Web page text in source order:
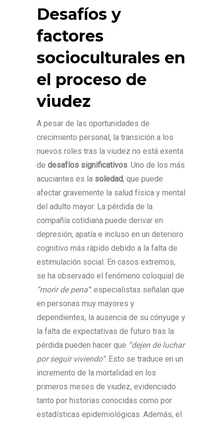
Desafíos y
factores
socioculturales en
el proceso de
viudez
A pesar de las oportunidades de
crecimiento personal, la transición a los
nuevos roles tras la viudez no está exenta
de desafíos significativos. Uno de los más
acuciantes es la soledad, que puede
afectar gravemente la salud física y mental
del adulto mayor. La pérdida de la
compañía cotidiana puede derivar en
depresión, apatía e incluso en un deterioro
cognitivo más rápido debido a la falta de
estimulación social. En casos extremos,
se ha observado el fenómeno coloquial de
“morir de pena”: especialistas señalan que
en personas muy mayores y
dependientes, la ausencia de su cónyuge y
la falta de expectativas de futuro tras la
pérdida pueden hacer que “dejen de luchar
por seguir viviendo”. Esto se traduce en un
incremento de la mortalidad en los
primeros meses de viudez, evidenciado
tanto por historias conocidas como por
estadísticas epidemiológicas. Además, el